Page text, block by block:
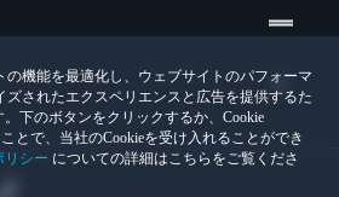
の機能を最適化し、ウェブサイトのパフォーマ
ズされたエクスペリエンスと広告を提供するた
下のボタンをクリックするか、Cookie
とで、当社のCookieを受け入れることができ
リシー についての詳細はこちらをご覧くださ